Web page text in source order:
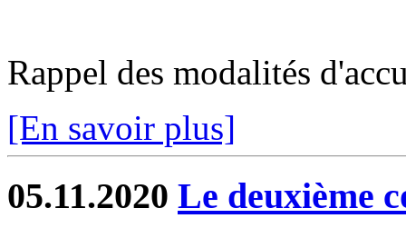
Rappel des modalités
[En savoir plus]
05.11.2020 Le deuxième